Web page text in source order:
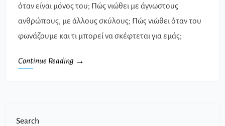
όταν είναι μόνος του; Πώς νιώθει με άγνωστους
ανθρώπους, με άλλους σκύλους; Πώς νιώθει όταν του
φωνάζουμε και τι μπορεί να σκέφτεται για εμάς;
Continue Reading →
Search